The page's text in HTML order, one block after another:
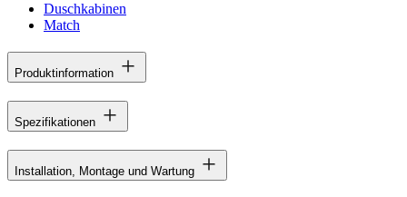
Duschkabinen
Match
Produktinformation
Spezifikationen
Installation, Montage und Wartung